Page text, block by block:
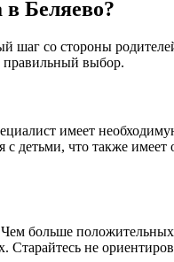
в Беляево?
шаг со стороны
правильный выбор.
имеет
детьми, что также
больше
не